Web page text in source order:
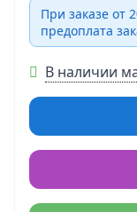
При заказе от
предоплата
В наличии